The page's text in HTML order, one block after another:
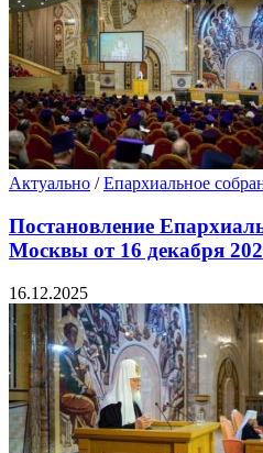
Актуально /Епархиальное
Постановление
Москвы от 16 декабря
16.12.2025